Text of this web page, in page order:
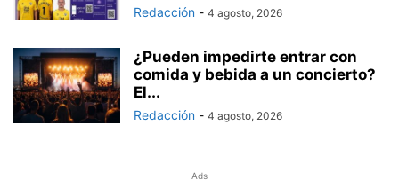
Redacción - 4 agosto, 2026
¿Pueden impedirte entrar con
comida y bebida a un concierto?
El...
Redacción - 4 agosto, 2026
Ads